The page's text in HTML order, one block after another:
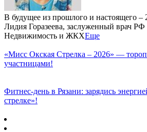
В будущее из прошлого и настоящего –
Лидия Горазеева, заслуженный врач РФ
Недвижимость и ЖКХЕще
«Мисс Окская Стрелка – 2026» —
участницами!
Фитнес‑день в Рязани: зарядись
стрелке»!